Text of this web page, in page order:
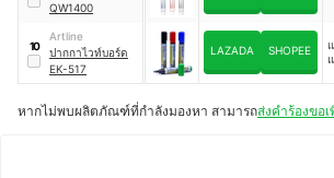
QW1400
10
Artline
ปากกาไวท์บอร์ด
EK-517
LAZADA SHOPEE
หากไม่พบผลิตภัณฑ์ที่กำลังมองหา สามารถส่งคำร้องขอ